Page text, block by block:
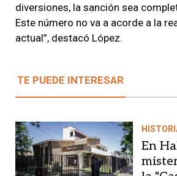
diversiones, la sanción sea
Este número no va a acorde a la
actual”, destacó López.
TE PUEDE INTERESAR
En